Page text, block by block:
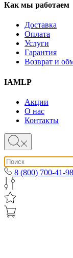
Как мы работаем
Доставка
Оплата
Услуги
Гарантия
Возврат и
IAMLP
Акции
О нас
Контакты
8 (800) 700-41-98